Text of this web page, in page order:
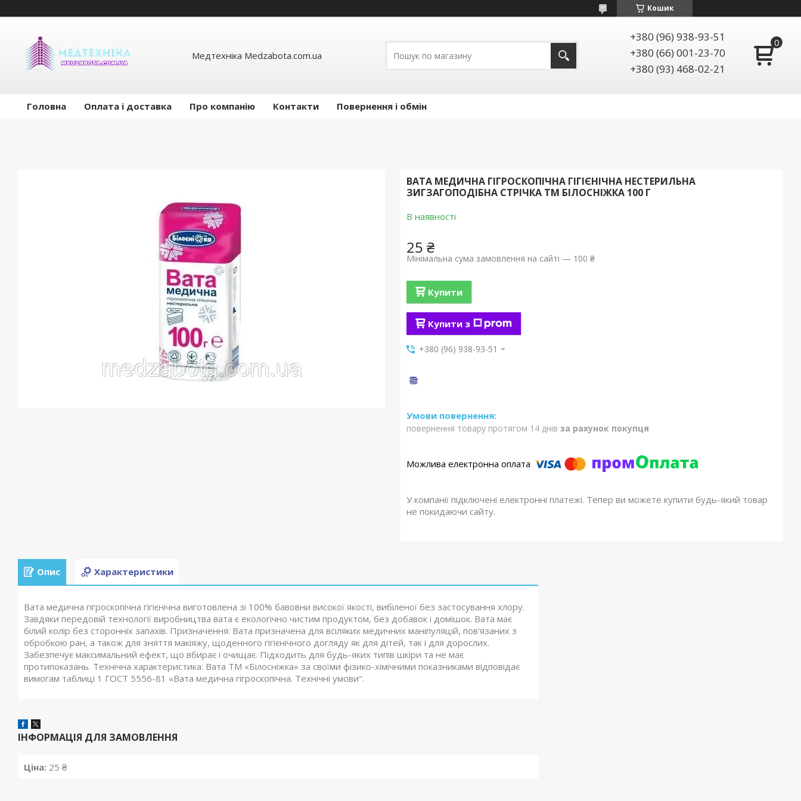
Кошик
Медтехніка Medzabota.com.ua
+380 (96) 938-93-51
+380 (66) 001-23-70
+380 (93) 468-02-21
Головна Оплата і доставка Про компанію Контакти Повернення і обмін
ВАТА МЕДИЧНА ГІГРОСКОПІЧНА ГІГІЄНІЧНА НЕСТЕРИЛЬНА
ЗИГЗАГОПОДІБНА СТРІЧКА ТМ БІЛОСНІЖКА 100 Г
В наявності
25 ₴
Мінімальна сума замовлення на сайті — 100 ₴
Купити
Купити з
+380 (96) 938-93-51
повернення товару протягом 14 днів за рахунок покупця
У компанії підключені електронні платежі. Тепер ви можете купити будь-який товар
не покидаючи сайту.
Опис Характеристики
Вата медична гігроскопічна гігієнічна виготовлена зі 100% бавовни високої якості, вибіленої без застосування хлору.
Завдяки передовій технології виробництва вата є екологічно чистим продуктом, без добавок і домішок. Вата має
білий колір без сторонніх запахів. Призначення: Вата призначена для всіляких медичних маніпуляцій, пов'язаних з
обробкою ран, а також для зняття макіяжу, щоденного гігієнічного догляду як для дітей, так і для дорослих.
Забезпечує максимальний ефект, що вбирає і очищає. Підходить для будь-яких типів шкіри та не має
протипоказань. Технічна характеристика: Вата ТМ «Білосніжка» за своїми фізико-хімічними показниками відповідає
вимогам таблиці 1 ГОСТ 5556-81 «Вата медична гігроскопічна. Технічні умови".
ІНФОРМАЦІЯ ДЛЯ ЗАМОВЛЕННЯ
Ціна: 25 ₴